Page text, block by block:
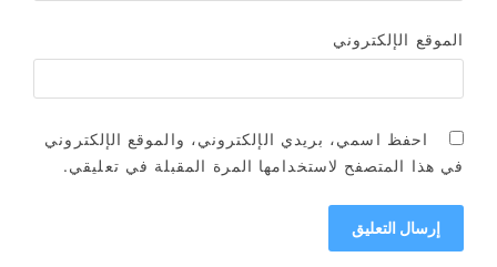
الموقع الإلكتروني
احفظ اسمي، بريدي الإلكتروني، والموقع الإلكتروني
في هذا المتصفح لاستخدامها المرة المقبلة في تعليقي.